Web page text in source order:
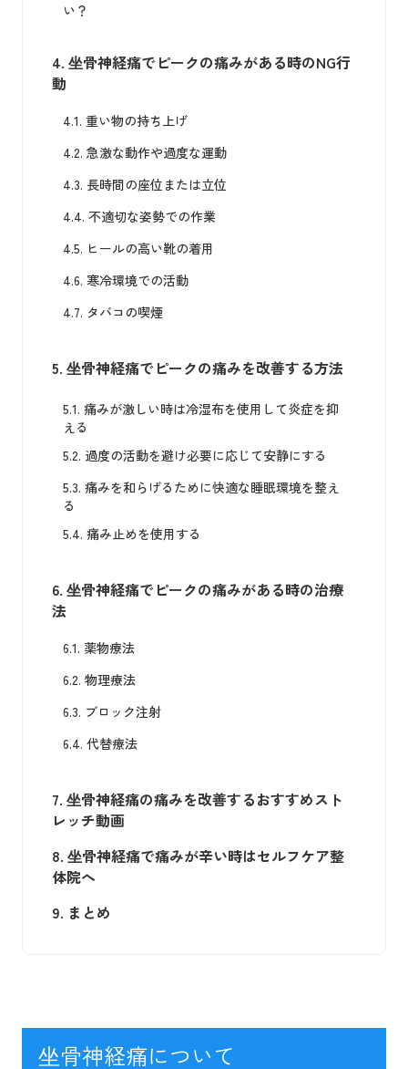
い？
4. 坐骨神経痛でピークの痛みがある時のNG行
動
4.1. 重い物の持ち上げ
4.2. 急激な動作や過度な運動
4.3. 長時間の座位または立位
4.4. 不適切な姿勢での作業
4.5. ヒールの高い靴の着用
4.6. 寒冷環境での活動
4.7. タバコの喫煙
5. 坐骨神経痛でピークの痛みを改善する方法
5.1. 痛みが激しい時は冷湿布を使用して炎症を抑
える
5.2. 過度の活動を避け必要に応じて安静にする
5.3. 痛みを和らげるために快適な睡眠環境を整え
る
5.4. 痛み止めを使用する
6. 坐骨神経痛でピークの痛みがある時の治療
法
6.1. 薬物療法
6.2. 物理療法
6.3. ブロック注射
6.4. 代替療法
7. 坐骨神経痛の痛みを改善するおすすめスト
レッチ動画
8. 坐骨神経痛で痛みが辛い時はセルフケア整
体院へ
9. まとめ
坐骨神経痛について